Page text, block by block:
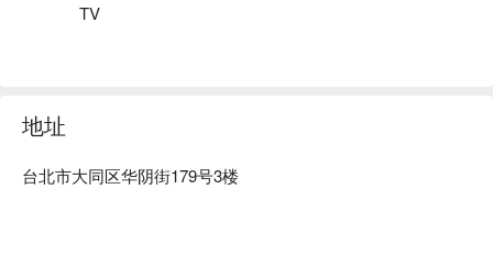
旅店休息方案立刻查看⬇︎
TV
地址
台北市大同区华阴街179号3楼